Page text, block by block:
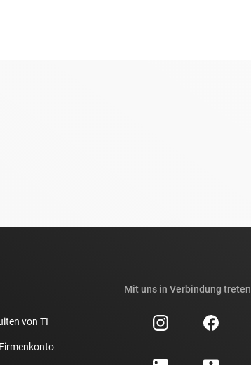
von TI
Mit uns in Verbindung treten